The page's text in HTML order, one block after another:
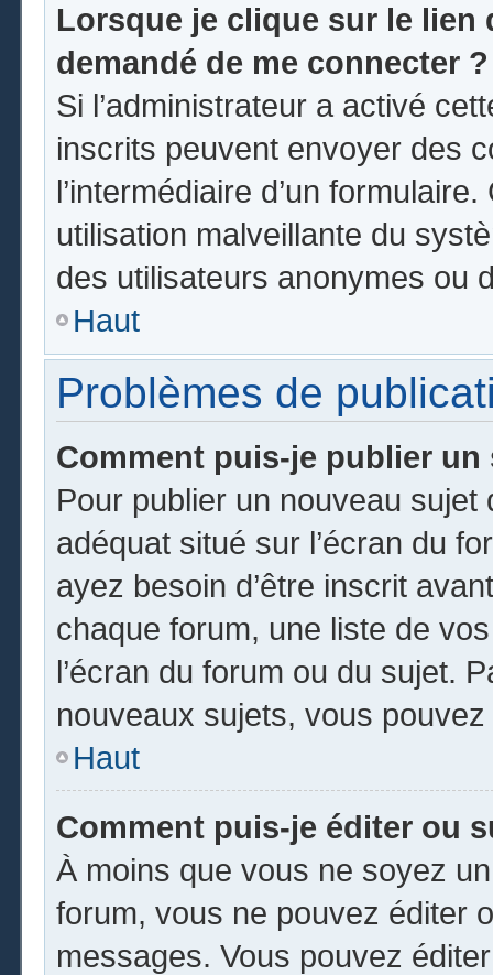
Lorsque je clique sur le lien
demandé de me connecter ?
Si l’administrateur a activé
inscrits peuvent envoyer des
l’intermédiaire d’un
utilisation malveillante du
des utilisateurs anonymes ou
Haut
Problèmes de
Comment puis-je publier
Pour publier un nouveau
adéquat situé sur l’écran du
ayez besoin d’être inscrit
chaque forum, une liste de
l’écran du forum ou du sujet.
nouveaux sujets, vous
Haut
Comment puis-je éditer ou
À moins que vous ne soyez
forum, vous ne pouvez éditer
messages. Vous pouvez